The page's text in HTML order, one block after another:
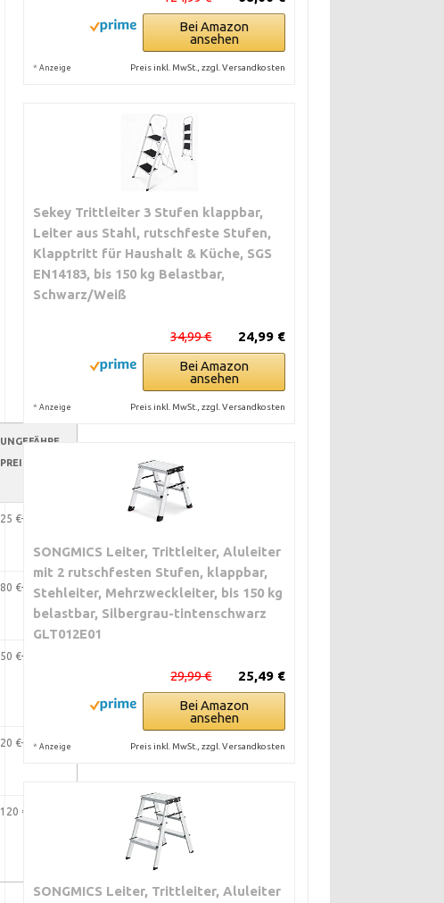
UNGEFÄHRE
PREISSPANNE
25 €–60 €
80 €–220 €
50 €–160 €
20 €–50 €
120 €–400 €
Bei Amazon
ansehen
* Anzeige Preis inkl. MwSt., zzgl. Versandkosten
Sekey Trittleiter 3 Stufen klappbar,
Leiter aus Stahl, rutschfeste Stufen,
Klapptritt für Haushalt & Küche, SGS
EN14183, bis 150 kg Belastbar,
Schwarz/Weiß
24,99 €
34,99 €
Bei Amazon
ansehen
* Anzeige Preis inkl. MwSt., zzgl. Versandkosten
SONGMICS Leiter, Trittleiter, Aluleiter
mit 2 rutschfesten Stufen, klappbar,
Stehleiter, Mehrzweckleiter, bis 150 kg
belastbar, Silbergrau-tintenschwarz
GLT012E01
25,49 €
29,99 €
Bei Amazon
ansehen
* Anzeige Preis inkl. MwSt., zzgl. Versandkosten
SONGMICS Leiter, Trittleiter, Aluleiter